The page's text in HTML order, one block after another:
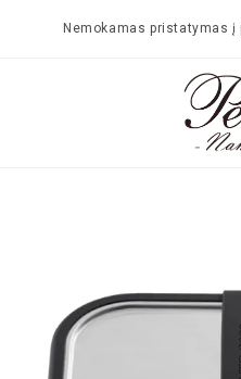
Nemokamas pristatymas